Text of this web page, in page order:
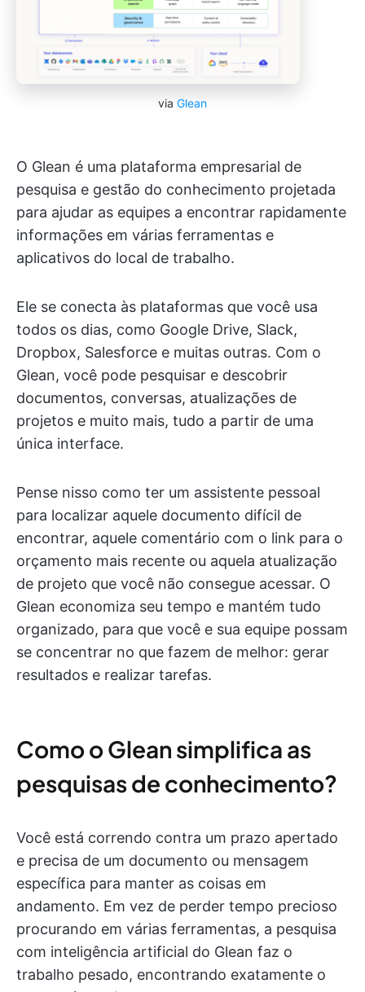
via Glean
O Glean é uma plataforma empresarial de
pesquisa e gestão do conhecimento projetada
para ajudar as equipes a encontrar rapidamente
informações em várias ferramentas e
aplicativos do local de trabalho.
Ele se conecta às plataformas que você usa
todos os dias, como Google Drive, Slack,
Dropbox, Salesforce e muitas outras. Com o
Glean, você pode pesquisar e descobrir
documentos, conversas, atualizações de
projetos e muito mais, tudo a partir de uma
única interface.
Pense nisso como ter um assistente pessoal
para localizar aquele documento difícil de
encontrar, aquele comentário com o link para o
orçamento mais recente ou aquela atualização
de projeto que você não consegue acessar. O
Glean economiza seu tempo e mantém tudo
organizado, para que você e sua equipe possam
se concentrar no que fazem de melhor: gerar
resultados e realizar tarefas.
Como o Glean simplifica as
pesquisas de conhecimento?
Você está correndo contra um prazo apertado
e precisa de um documento ou mensagem
específica para manter as coisas em
andamento. Em vez de perder tempo precioso
procurando em várias ferramentas, a pesquisa
com inteligência artificial do Glean faz o
trabalho pesado, encontrando exatamente o